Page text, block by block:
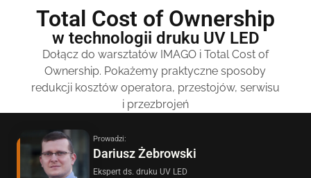
Drukarki
Total Cost of Ownership
w technologii druku UV LED
Dołącz do warsztatów IMAGO i Total Cost of
Ownership. Pokażemy praktyczne sposoby
redukcji kosztów operatora, przestojów, serwisu
i przezbrojeń
Prowadzi:
Dariusz Żebrowski
Ekspert ds. druku UV LED